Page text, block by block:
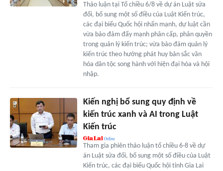
Thảo luận tại Tổ chiều 6/8 về dự án Luật sửa
đổi, bổ sung một số điều của Luật Kiến trúc,
các đại biểu Quốc hội nhấn mạnh, dự luật cần
vừa bảo đảm đẩy mạnh phân cấp, phân quyền
trong quản lý kiến trúc; vừa bảo đảm quản lý
kiến trúc theo hướng phát huy bản sắc văn
hóa dân tộc song hành với hiện đại hóa và hội
nhập.
Kiến nghị bổ sung quy định về
kiến trúc xanh và AI trong Luật
Kiến trúc
Tham gia phiên thảo luận tổ chiều 6-8 về dự
án Luật sửa đổi, bổ sung một số điều của Luật
Kiến trúc, các đại biểu Quốc hội tỉnh Gia Lai